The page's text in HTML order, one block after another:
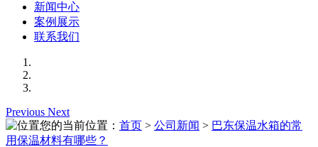
新闻中心
案例展示
联系我们
Previous Next
您的当前位置： 首页 > 公司新闻 > 巴东保温水箱的常
用保温材料有哪些？